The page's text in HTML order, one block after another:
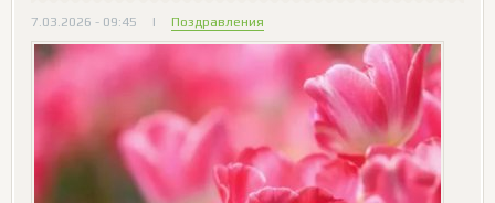
7.03.2026 - 09:45 | Поздравления